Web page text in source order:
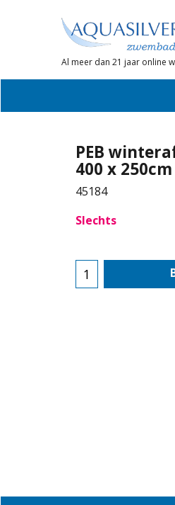
Al meer dan 21 jaar online
PEB
400 x 250cm
45184
Slechts